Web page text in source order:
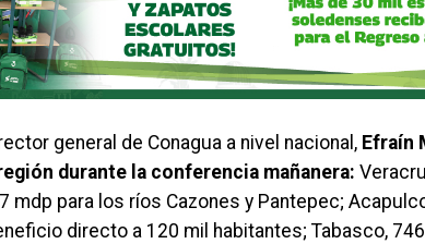
general de Conagua a nivel nacional, Efraín
durante la conferencia mañanera:
mdp para los ríos Cazones y Pantepec;
directo a 120 mil habitantes; Tabasco,